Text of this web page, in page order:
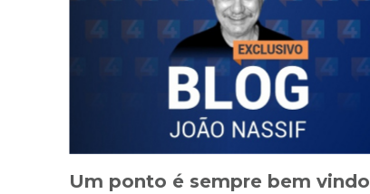
Um ponto é sempre bem vindo